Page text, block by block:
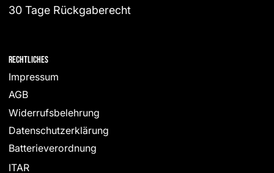
30 Tage Rückgaberecht
Rechtliches
Impressum
AGB
Widerrufsbelehrung
Datenschutzerklärung
Batterieverordnung
ITAR